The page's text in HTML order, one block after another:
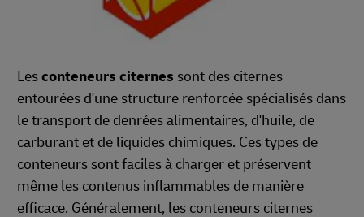
Lesconteneurs citernes sont des citernes
entourées d'une structure renforcée spécialisés dans
le transport de denrées alimentaires, d'huile, de
carburant et de liquides chimiques. Ces types de
conteneurs sont faciles à charger et préservent
même les contenus inflammables de manière
efficace. Généralement, les conteneurs citernes